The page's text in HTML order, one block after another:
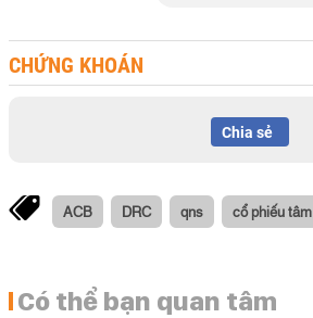
CHỨNG KHOÁN
Chia sẻ
ACB DRC qns cổ phiếu
Có thể bạn quan tâm